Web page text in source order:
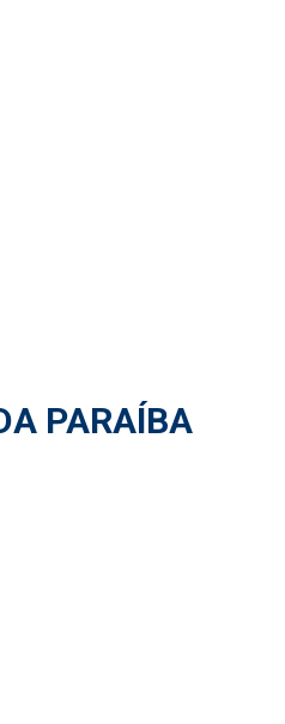
PARAÍBA